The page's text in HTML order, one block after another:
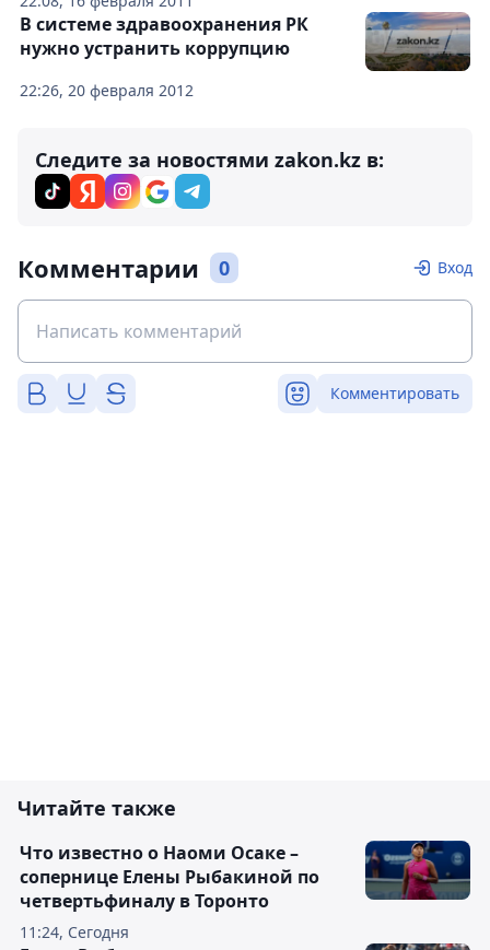
22:26, 20 февраля 2012
В системе здравоохранения РК
нужно устранить коррупцию
Следите за новостями zakon.kz в:
Комментарии 0 Вход
Комментировать
Читайте также
11:24, Сегодня
Что известно о Наоми Осаке –
сопернице Елены Рыбакиной по
четвертьфиналу в Торонто